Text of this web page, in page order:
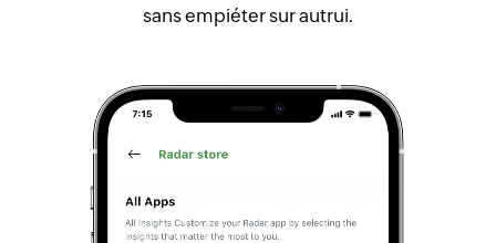
sans empiéter sur autrui.